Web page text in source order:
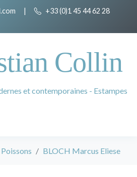
| +33 (0)1 45 44 62 28
Collin
et contemporaines - Estampes
Poissons BLOCH Marcus Eliese